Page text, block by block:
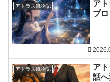
アトラス織物記
ア
プ
アトラス織物記
ア
話